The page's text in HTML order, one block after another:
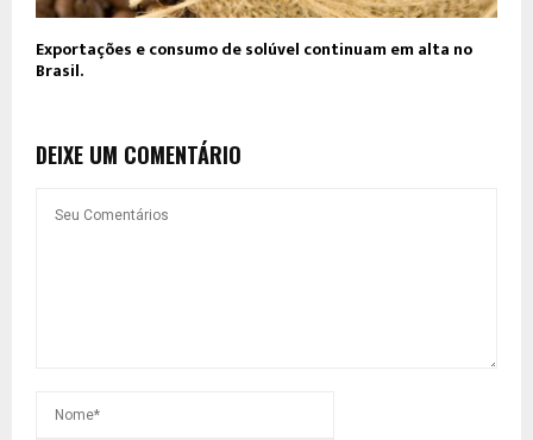
Exportações e consumo de solúvel continuam em alta no
Brasil.
DEIXE UM COMENTÁRIO